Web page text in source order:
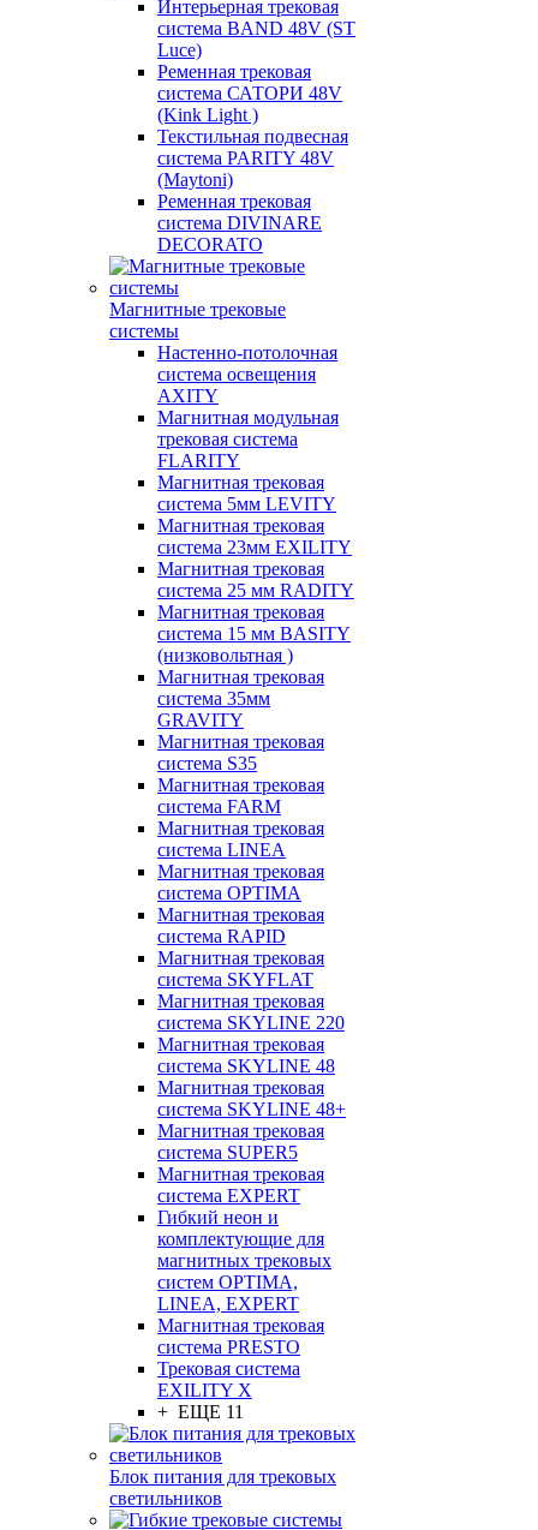
Интерьерная трековая
система BAND 48V (ST
Luce)
Ременная трековая
система САТОРИ 48V
(Kink Light )
Текстильная подвесная
система PARITY 48V
(Maytoni)
Ременная трековая
система DIVINARE
DECORATO
Магнитные трековые
системы
Настенно-потолочная
система освещения
AXITY
Магнитная модульная
трековая система
FLARITY
Магнитная трековая
система 5мм LEVITY
Магнитная трековая
система 23мм EXILITY
Магнитная трековая
система 25 мм RADITY
Магнитная трековая
система 15 мм BASITY
(низковольтная )
Магнитная трековая
система 35мм
GRAVITY
Магнитная трековая
система S35
Магнитная трековая
система FARM
Магнитная трековая
система LINEA
Магнитная трековая
система OPTIMA
Магнитная трековая
система RAPID
Магнитная трековая
система SKYFLAT
Магнитная трековая
система SKYLINE 220
Магнитная трековая
система SKYLINE 48
Магнитная трековая
система SKYLINE 48+
Магнитная трековая
система SUPER5
Магнитная трековая
система EXPERT
Гибкий неон и
комплектующие для
магнитных трековых
систем OPTIMA,
LINEA, EXPERT
Магнитная трековая
система PRESTO
Трековая система
EXILITY X
+ ЕЩЕ 11
Блок питания для трековых
светильников